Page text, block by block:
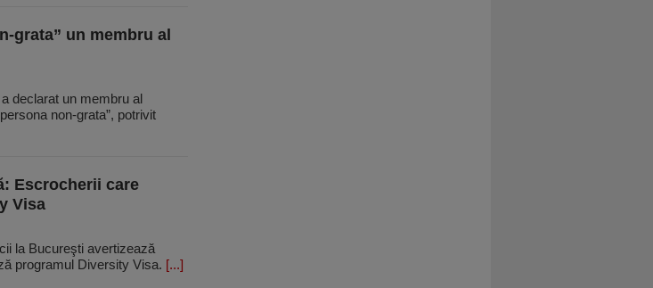
grata” un membru al
declarat un membru al
non-grata”, potrivit
Escrocherii care
Visa
la Bucureşti avertizează
programul Diversity Visa. [...]